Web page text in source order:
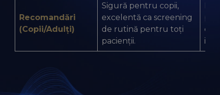
Recomandări
(Copii/Adulți)
Sigură pentru copii,
excelentă ca screening
de rutină pentru toți
pacienții.